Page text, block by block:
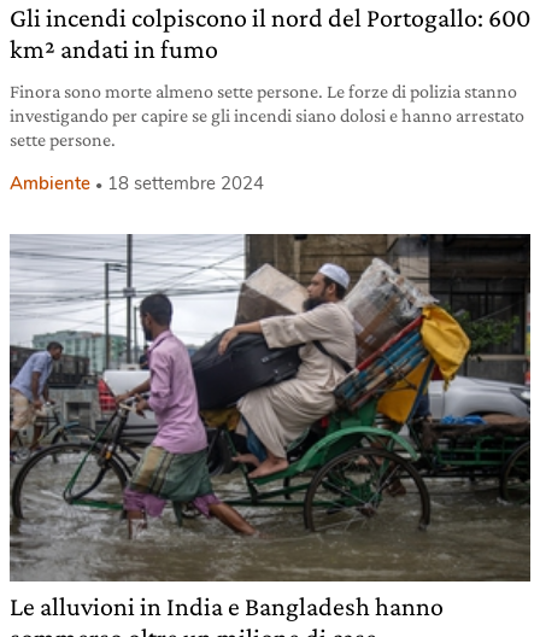
Gli incendi colpiscono il nord del Portogallo: 600
km² andati in fumo
Finora sono morte almeno sette persone. Le forze di polizia stanno
investigando per capire se gli incendi siano dolosi e hanno arrestato
sette persone.
Ambiente 18 settembre 2024
Le alluvioni in India e Bangladesh hanno